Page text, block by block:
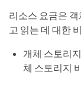
리소스 요금은
고 읽는 데 대한
개체 스토리
체 스토리지